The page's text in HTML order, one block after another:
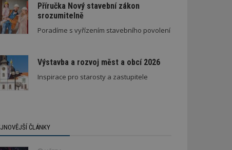
Příručka Nový stavební zákon
srozumitelně
Poradíme s vyřízením stavebního povolení
Výstavba a rozvoj měst a obcí 2026
Inspirace pro starosty a zastupitele
ČLÁNKY